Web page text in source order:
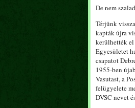
De nem
Térjünk
kapták újra
kerülhették
Egyesületet
csapatot
1955-ben
Vasutast, a
felügyelete
DVSC nevet